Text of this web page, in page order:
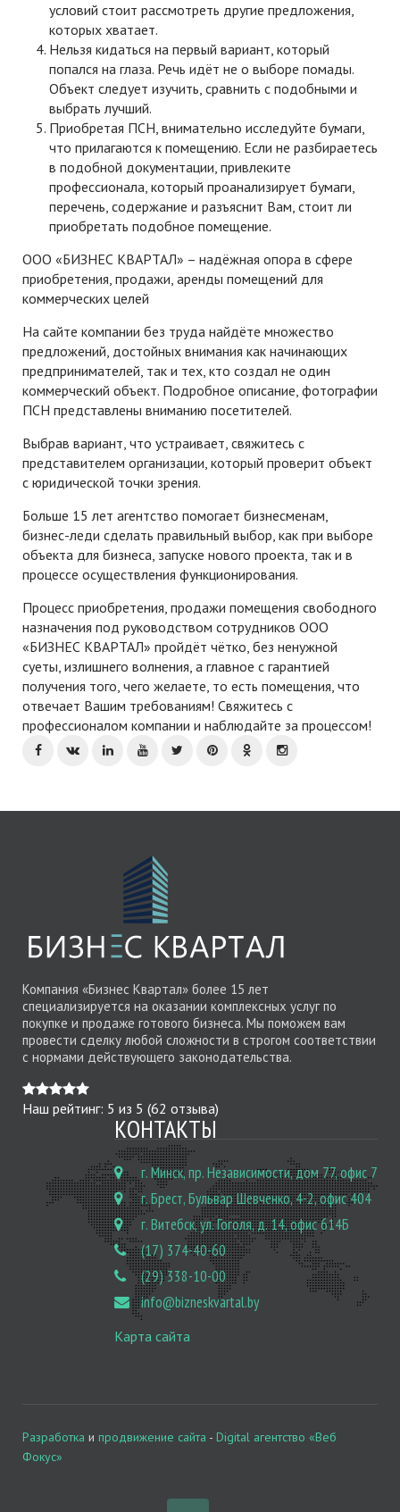
условий стоит рассмотреть другие предложения,
которых хватает.
Нельзя кидаться на первый вариант, который
попался на глаза. Речь идёт не о выборе помады.
Объект следует изучить, сравнить с подобными и
выбрать лучший.
Приобретая ПСН, внимательно исследуйте бумаги,
что прилагаются к помещению. Если не разбираетесь
в подобной документации, привлеките
профессионала, который проанализирует бумаги,
перечень, содержание и разъяснит Вам, стоит ли
приобретать подобное помещение.
ООО «БИЗНЕС КВАРТАЛ» – надёжная опора в сфере
приобретения, продажи, аренды помещений для
коммерческих целей
На сайте компании без труда найдёте множество
предложений, достойных внимания как начинающих
предпринимателей, так и тех, кто создал не один
коммерческий объект. Подробное описание, фотографии
ПСН представлены вниманию посетителей.
Выбрав вариант, что устраивает, свяжитесь с
представителем организации, который проверит объект
с юридической точки зрения.
Больше 15 лет агентство помогает бизнесменам,
бизнес-леди сделать правильный выбор, как при выборе
объекта для бизнеса, запуске нового проекта, так и в
процессе осуществления функционирования.
Процесс приобретения, продажи помещения свободного
назначения под руководством сотрудников ООО
«БИЗНЕС КВАРТАЛ» пройдёт чётко, без ненужной
суеты, излишнего волнения, а главное с гарантией
получения того, чего желаете, то есть помещения, что
отвечает Вашим требованиям! Свяжитесь с
профессионалом компании и наблюдайте за процессом!
Компания «Бизнес Квартал» более 15 лет
специализируется на оказании комплексных услуг по
покупке и продаже готового бизнеса. Мы поможем вам
провести сделку любой сложности в строгом соответствии
с нормами действующего законодательства.
Наш рейтинг: 5 из 5 (62 отзыва)
КОНТАКТЫ
г. Минск, пр. Независимости, дом 77, офис 7
г. Брест, Бульвар Шевченко, 4-2, офис 404
г. Витебск, ул. Гоголя, д. 14, офис 614Б
(17) 374-40-60
(29) 338-10-00
info@bizneskvartal.by
Карта сайта
Разработка и продвижение сайта - Digital агентство «Веб
Фокус»